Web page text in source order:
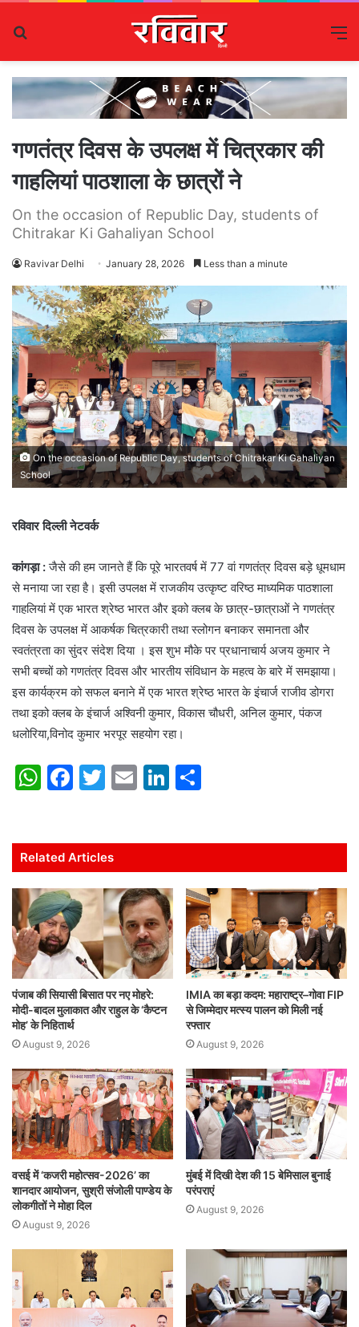
गणतंत्र दिवस के उपलक्ष में चित्रकार की
गाहलियां पाठशाला के छात्रों ने
On the occasion of Republic Day, students of
Chitrakar Ki Gahaliyan School
Ravivar Delhi January 28, 2026 Less than a minute
On the occasion of Republic Day, students of Chitrakar Ki Gahaliyan
School
रविवार दिल्ली नेटवर्क
कांगड़ा :जैसे की हम जानते हैं कि पूरे भारतवर्ष में 77 वां गणतंत्र दिवस बड़े धूमधाम
से मनाया जा रहा है। इसी उपलक्ष में राजकीय उत्कृष्ट वरिष्ठ माध्यमिक पाठशाला
गाहलियां में एक भारत श्रेष्ठ भारत और इको क्लब के छात्र-छात्राओं ने गणतंत्र
दिवस के उपलक्ष में आकर्षक चित्रकारी तथा स्लोगन बनाकर समानता और
स्वतंत्रता का सुंदर संदेश दिया । इस शुभ मौके पर प्रधानाचार्य अजय कुमार ने
सभी बच्चों को गणतंत्र दिवस और भारतीय संविधान के महत्व के बारे में समझाया।
इस कार्यक्रम को सफल बनाने में एक भारत श्रेष्ठ भारत के इंचार्ज राजीव डोगरा
तथा इको क्लब के इंचार्ज अश्विनी कुमार, विकास चौधरी, अनिल कुमार, पंकज
धलोरिया,विनोद कुमार भरपूर सहयोग रहा।
W
s
A
p
p
F
e
b
o
o
k
T
er
E
l
Li
e
dI
n
e
Related Articles
पंजाब की सियासी बिसात पर नए मोहरे:
मोदी-बादल मुलाकात और राहुल के ‘कैप्टन
मोह’ के निहितार्थ
August 9, 2026
IMIA का बड़ा कदम: महाराष्ट्र–गोवा FIP
से जिम्मेदार मत्स्य पालन को मिली नई
रफ्तार
August 9, 2026
वसई में ‘कजरी महोत्सव-2026’ का
शानदार आयोजन, सुश्री संजोली पाण्डेय के
लोकगीतों ने मोहा दिल
August 9, 2026
मुंबई में दिखी देश की 15 बेमिसाल बुनाई
परंपराएं
August 9, 2026